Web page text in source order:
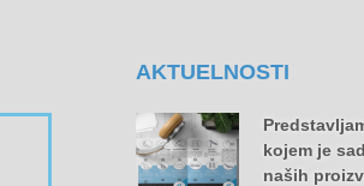
AKTUELNOSTI
kojem je
naših